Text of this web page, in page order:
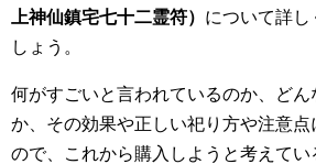
上神仙鎮宅七十二霊符） について詳し
しょう。
何がすごいと言われているのか、ど
か、その効果や正しい祀り方や注意点
ので、これから購入しようと考えてい